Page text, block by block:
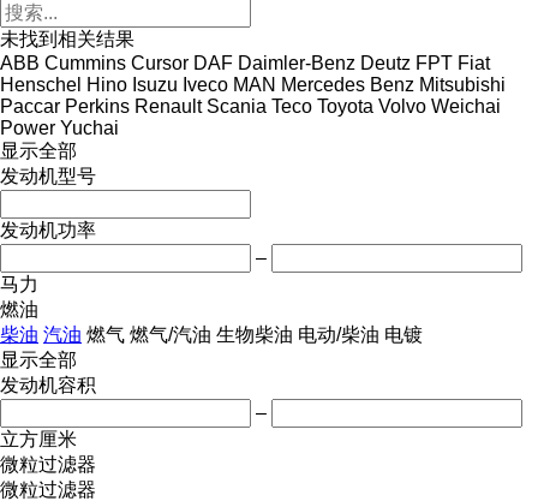
未找到相关结果
ABB Cummins Cursor DAF Daimler-Benz Deutz FPT Fiat
Henschel Hino Isuzu Iveco MAN Mercedes Benz Mitsubishi
Paccar Perkins Renault Scania Teco Toyota Volvo Weichai
Power Yuchai
显示全部
发动机型号
发动机功率
–
马力
燃油
柴油 汽油 燃气 燃气/汽油 生物柴油 电动/柴油 电镀
显示全部
发动机容积
–
立方厘米
微粒过滤器
微粒过滤器